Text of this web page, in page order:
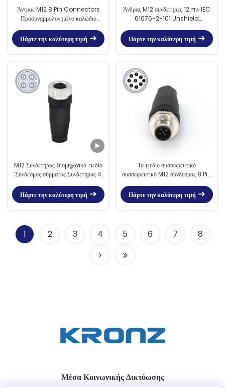
Άντρας M12 8 Pin Connectors
Προσυναρμολογημένο καλώδιο
Πάρτε την καλύτερη τιμή
Άνδρας M12 συνδετήρες 12 πιν IEC
61076-2-101 Unshield
ευθεία
Πάρτε την καλύτερη τιμή
M12 Συνδετήρας Βιομηχανικό πεδίο
Σύνδεσμος σύρματος Συνδετήρας 4
Πάρτε την καλύτερη τιμή
Το πεδίο συσσωρευτικό
συσσωρευτικό M12 σύνδεσμος 8 Pin
Πάρτε την καλύτερη τιμή
1 2 3 4 5 6 7 8
Μέσα Κοινωνικής Δικτύωσης